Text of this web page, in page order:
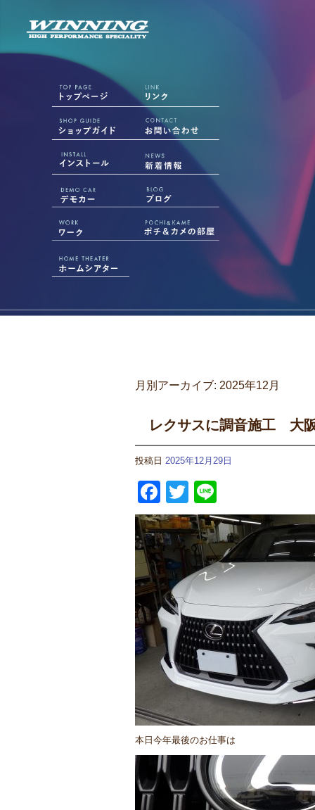
月別アーカイブ: 2025年12月
レクサスに調音施工 大
投稿日 2025年12月29日
Facebook
Twitter
本日今年最後のお仕事は